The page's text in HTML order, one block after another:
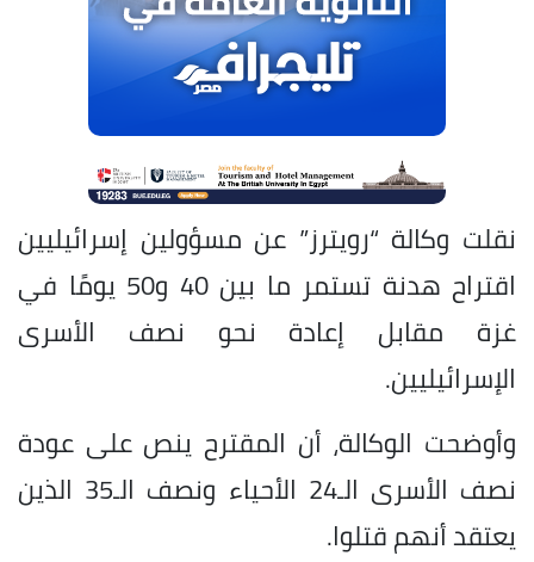
نقلت وكالة “رويترز” عن مسؤولين إسرائيليين
اقتراح هدنة تستمر ما بين 40 و50 يومًا في
غزة مقابل إعادة نحو نصف الأسرى
الإسرائيليين.
وأوضحت الوكالة، أن المقترح ينص على عودة
نصف الأسرى الـ24 الأحياء ونصف الـ35 الذين
يعتقد أنهم قتلوا.